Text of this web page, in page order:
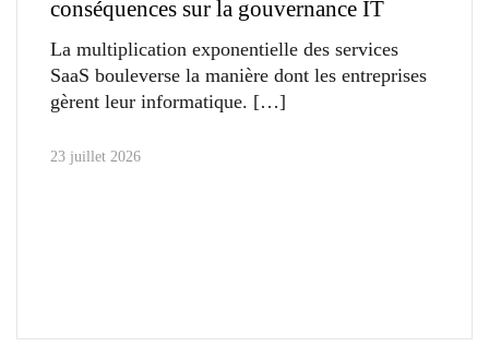
conséquences sur la gouvernance IT
La multiplication exponentielle des services
SaaS bouleverse la manière dont les entreprises
gèrent leur informatique.
23 juillet 2026